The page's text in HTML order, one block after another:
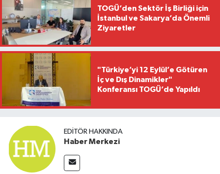
TOGÜ’den Sektör İş Birliği için
İstanbul ve Sakarya’da Önemli
Ziyaretler
"Türkiye’yi 12 Eylül’e Götüren
İç ve Dış Dinamikler"
Konferansı TOGÜ’de Yapıldı
EDITÖR HAKKINDA
Haber Merkezi